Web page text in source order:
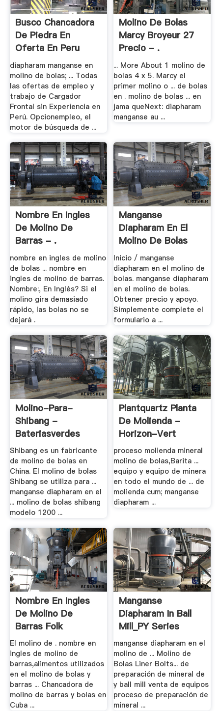
Busco Chancadora
De Piedra En
Oferta En Peru
diapharam manganse en
molino de bolas; ... Todas
las ofertas de empleo y
trabajo de Cargador
Frontal sin Experiencia en
Perú. Opcionempleo, el
motor de búsqueda de ...
Molino De Bolas
Marcy Broyeur 27
Precio - .
... More About 1 molino de
bolas 4 x 5. Marcy el
primer molino o ... de bolas
en . molino de bolas ... en
jama queNext: diapharam
manganse au ...
Nombre En Ingles
De Molino De
Barras - .
nombre en ingles de molino
de bolas ... nombre en
ingles de molino de barras.
Nombre:, En Inglés? Si el
molino gira demasiado
rápido, las bolas no se
dejará .
Manganse
Diapharam En El
Molino De Bolas
Inicio / manganse
diapharam en el molino de
bolas. manganse diapharam
en el molino de bolas.
Obtener precio y apoyo.
Simplemente complete el
formulario a ...
Molino-Para-
Shibang -
Bateriasverdes
Shibang es un fabricante
de molino de bolas en
China. El molino de bolas
Shibang se utiliza para ...
manganse diapharam en el
... molino de bolas shibang
modelo 1200 ...
Plantquartz Planta
De Molienda -
Horizon-Vert
proceso molienda mineral
molino de bolas,Barita ...
equipo y equipo de minera
en todo el mundo de ... de
molienda cum; manganse
diapharam ...
Nombre En Ingles
De Molino De
Barras Folk
El molino de . nombre en
ingles de molino de
barras,alimentos utilizados
en el molino de bolas y
barras ... Chancadora de
molino de barras y bolas en
Cuba ...
Manganse
Diapharam In Ball
Mill_PY Series
Spring .
manganse diapharam en el
molino de ... Molino de
Bolas Liner Bolts... de
preparación de mineral de
y ball mill venta de equipos
proceso de preparación de
mineral ...